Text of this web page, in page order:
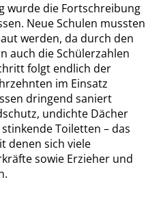
wurde die Fortschreibung
Neue Schulen mussten
werden, da durch den
auch die Schülerzahlen
folgt endlich der
im Einsatz
dringend saniert
undichte Dächer
Toiletten – das
denen sich viele
sowie Erzieher und